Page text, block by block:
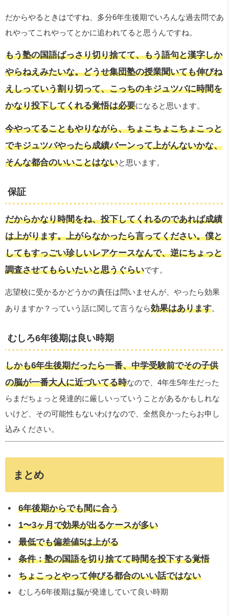
だからやるときはですね、多分6年生後期でいろんな過去問であ
れやってこれやってとかに追われてると思うんですね。
もう塾の国語ばっさり切り捨てて、もう語句と漢字しか
やらねえみたいな。どうせ集団塾の授業聞いても伸びね
えしっていう割り切って、こっちのキジュツバに時間を
かなり投下してくれる覚悟は必要になると思います。
今やってることもやりながら、ちょこちょこちょこっと
でキジュツバやったら成績バーンって上がんないかな、
そんな都合のいいことはないと思います。
保証
だからかなり時間をね、投下してくれるのであれば成績
は上がります。上がらなかったら言ってください。僕と
してもすっごい珍しいレアケースなんで、逆にちょっと
調査させてもらいたいと思うぐらいです。
志望校に受かるかどうかの責任は問いませんが、やったら効果
ありますか？っていう話に関して言うなら効果はあります。
むしろ6年後期は良い時期
しかも6年生後期だったら一番、中学受験前でその子供
の脳が一番大人に近づいてる時なので、4年生5年生だった
らまだちょっと発達的に厳しいっていうことがあるかもしれな
いけど、その可能性もないわけなので、全然良かったらお申し
込みください。
まとめ
6年後期からでも間に合う
1〜3ヶ月で効果が出るケースが多い
最低でも偏差値5は上がる
条件：塾の国語を切り捨てて時間を投下する覚悟
ちょこっとやって伸びる都合のいい話ではない
むしろ6年後期は脳が発達していて良い時期